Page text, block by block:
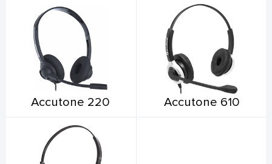
Accutone 220 Accutone 610